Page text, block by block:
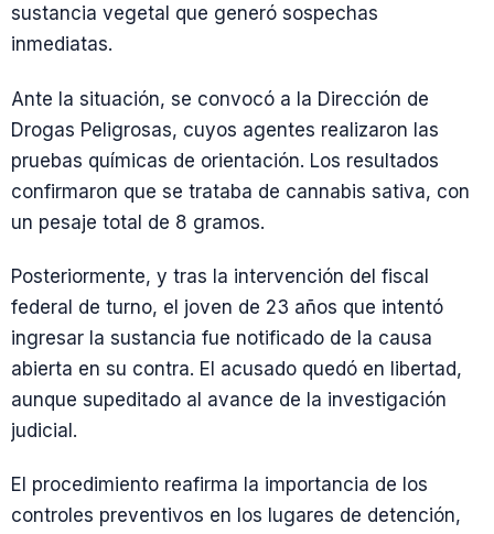
sustancia vegetal que generó sospechas
inmediatas.
Ante la situación, se convocó a la Dirección de
Drogas Peligrosas, cuyos agentes realizaron las
pruebas químicas de orientación. Los resultados
confirmaron que se trataba de cannabis sativa, con
un pesaje total de 8 gramos.
Posteriormente, y tras la intervención del fiscal
federal de turno, el joven de 23 años que intentó
ingresar la sustancia fue notificado de la causa
abierta en su contra. El acusado quedó en libertad,
aunque supeditado al avance de la investigación
judicial.
El procedimiento reafirma la importancia de los
controles preventivos en los lugares de detención,